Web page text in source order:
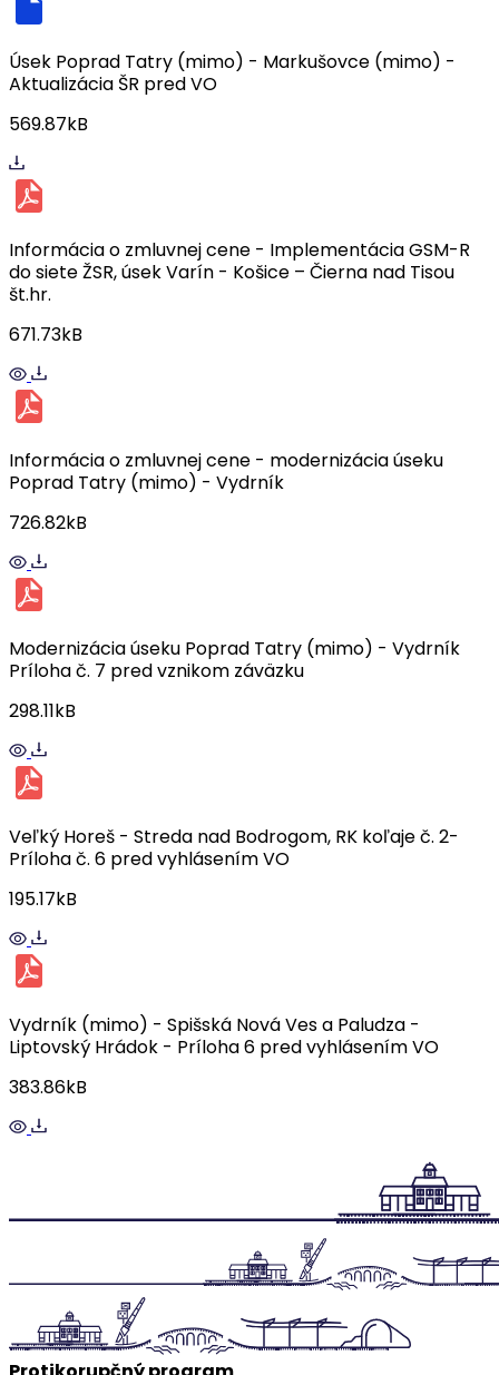
Úsek Poprad Tatry (mimo) - Markušovce (mimo) -
Aktualizácia ŠR pred VO
569.87kB
Informácia o zmluvnej cene - Implementácia GSM-R
do siete ŽSR, úsek Varín - Košice – Čierna nad Tisou
št.hr.
671.73kB
Informácia o zmluvnej cene - modernizácia úseku
Poprad Tatry (mimo) - Vydrník
726.82kB
Modernizácia úseku Poprad Tatry (mimo) - Vydrník
Príloha č. 7 pred vznikom záväzku
298.11kB
Veľký Horeš - Streda nad Bodrogom, RK koľaje č. 2-
Príloha č. 6 pred vyhlásením VO
195.17kB
Vydrník (mimo) - Spišská Nová Ves a Paludza -
Liptovský Hrádok - Príloha 6 pred vyhlásením VO
383.86kB